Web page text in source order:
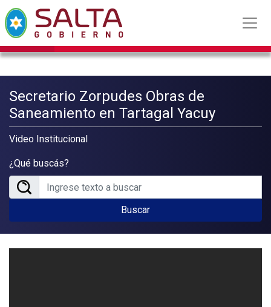
Secretario Zorpudes Obras de
Saneamiento en Tartagal Yacuy
Video Institucional
¿Qué buscás?
Buscar